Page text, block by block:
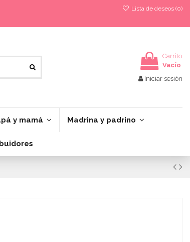
Lista de deseos (0)
Carrito
Vacío
Iniciar sesión
y mamá Madrina y padrino